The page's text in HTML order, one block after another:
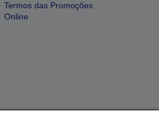
Termos das Promoções
Online